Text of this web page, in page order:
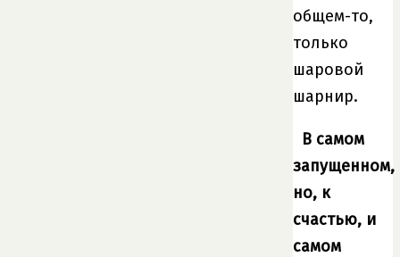
общем-то,
только
шаровой
шарнир.
В самом
запущенном,
но, к
счастью, и
самом